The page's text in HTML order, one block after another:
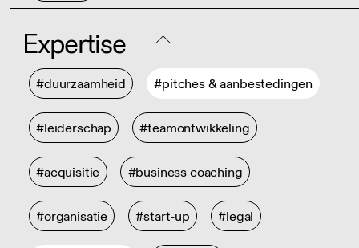
Expertise
#duurzaamheid #pitches & aanbestedingen
#leiderschap #teamontwikkeling
#acquisitie #business coaching
#organisatie #start-up #legal